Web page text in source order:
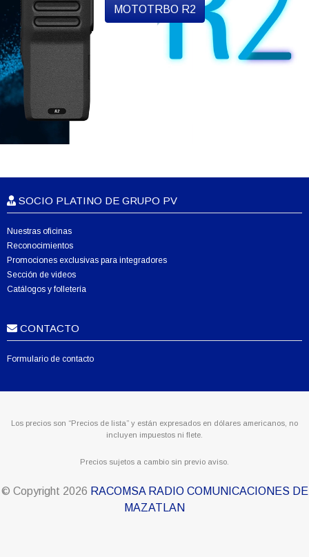
MOTOTRBO R2
SOCIO PLATINO DE GRUPO PV
Nuestras oficinas
Reconocimientos
Promociones exclusivas para integradores
Sección de videos
Catálogos y folletería
CONTACTO
Formulario de contacto
Los precios son “Precios de lista” y están expresados en dólares americanos, no
incluyen impuestos ni flete.
Precios sujetos a cambio sin previo aviso.
© Copyright 2026 RACOMSA RADIO COMUNICACIONES DE
MAZATLAN